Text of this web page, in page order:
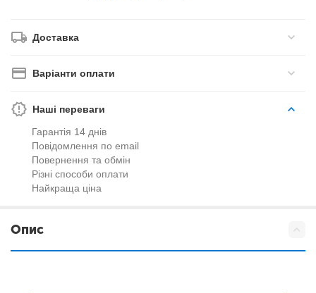
Доставка
Варіанти оплати
Наші переваги
Гарантія 14 днів
Повідомлення по email
Повернення та обмін
Різні способи оплати
Найкраща ціна
Опис